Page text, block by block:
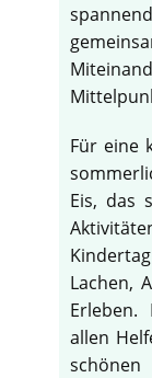
Für eine
Eis, das
Lachen,
Erleben.
allen